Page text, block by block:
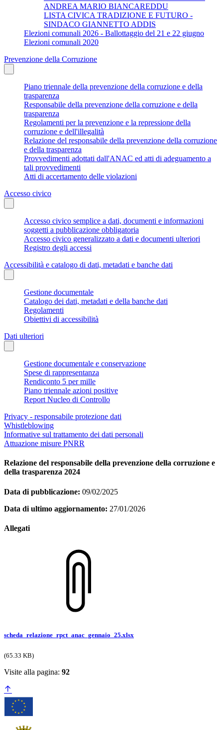
ANDREA MARIO BIANCAREDDU
LISTA CIVICA TRADIZIONE E FUTURO -
SINDACO GIANNETTO ADDIS
Elezioni comunali 2026 - Ballottaggio del 21 e 22 giugno
Elezioni comunali 2020
Prevenzione della Corruzione
Piano triennale della prevenzione della corruzione e della
trasparenza
Responsabile della prevenzione della corruzione e della
trasparenza
Regolamenti per la prevenzione e la repressione della
corruzione e dell'illegalità
Relazione del responsabile della prevenzione della corruzione
e della trasparenza
Provvedimenti adottati dall'ANAC ed atti di adeguamento a
tali provvedimenti
Atti di accertamento delle violazioni
Accesso civico
Accesso civico semplice a dati, documenti e informazioni
soggetti a pubblicazione obbligatoria
Accesso civico generalizzato a dati e documenti ulteriori
Registro degli accessi
Accessibilità e catalogo di dati, metadati e banche dati
Gestione documentale
Catalogo dei dati, metadati e della banche dati
Regolamenti
Obiettivi di accessibilità
Dati ulteriori
Gestione documentale e conservazione
Spese di rappresentanza
Rendiconto 5 per mille
Piano triennale azioni positive
Report Nucleo di Controllo
Privacy - responsabile protezione dati
Whistleblowing
Informative sul trattamento dei dati personali
Attuazione misure PNRR
Relazione del responsabile della prevenzione della corruzione e
della trasparenza 2024
Data di pubblicazione: 09/02/2025
Data di ultimo aggiornamento: 27/01/2026
Allegati
scheda_relazione_rpct_anac_gennaio_25.xlsx
(65.33 KB)
Visite alla pagina: 92